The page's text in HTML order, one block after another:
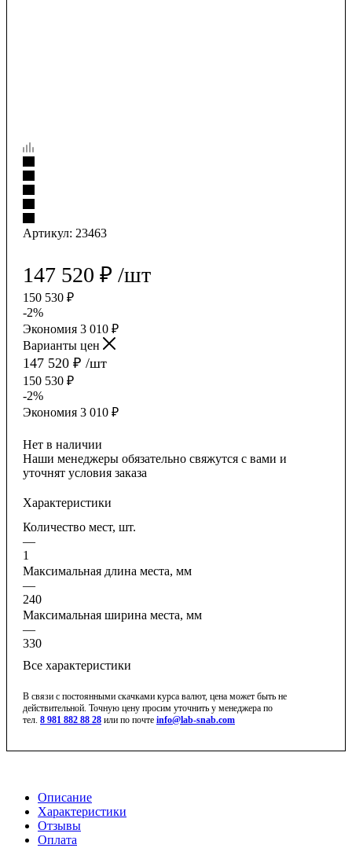
Артикул: 23463
147 520 ₽ /шт
150 530 ₽
-2%
Экономия 3 010 ₽
Варианты цен
147 520 ₽ /шт
150 530 ₽
-2%
Экономия 3 010 ₽
Нет в наличии
Наши менеджеры обязательно свяжутся с вами и
уточнят условия заказа
Характеристики
Количество мест, шт.
—
1
Максимальная длина места, мм
—
240
Максимальная ширина места, мм
—
330
Все характеристики
В связи с постоянными скачками курса валют, цена может быть не
действительной. Точную цену просим уточнить у менеджера по
тел. 8 981 882 88 28 или по почте info@lab-snab.com
Описание
Характеристики
Отзывы
Оплата